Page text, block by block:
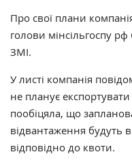
Про свої плани
голови мінсільгоспу
ЗМІ.
У листі компанія
не планує
пообіцяла, що
відвантаження будуть
відповідно до квоти.